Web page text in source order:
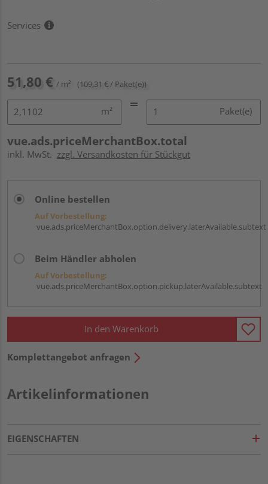
Services
51,80 € / m² (109,31 € / Paket(e))
m² Paket(e)
vue.ads.priceMerchantBox.total
inkl. MwSt. zzgl. Versandkosten für Stückgut
Online bestellen
Auf Vorbestellung:
vue.ads.priceMerchantBox.option.delivery.laterAvailable.subtext
Beim Händler abholen
Auf Vorbestellung:
vue.ads.priceMerchantBox.option.pickup.laterAvailable.subtext
In den Warenkorb
Komplettangebot anfragen
Artikelinformationen
EIGENSCHAFTEN